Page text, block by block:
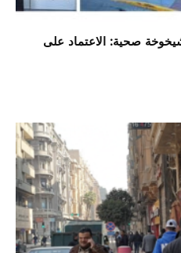
صحية: الاعتماد على